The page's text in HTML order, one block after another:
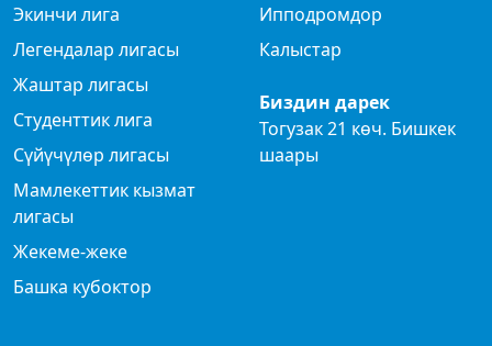
Экинчи лига
Легендалар лигасы
Жаштар лигасы
Студенттик лига
Сүйүчүлөр лигасы
Мамлекеттик кызмат
лигасы
Жекеме-жеке
Башка кубоктор
Ипподромдор
Калыстар
Биздин дарек
Тогузак 21 көч. Бишкек
шаары